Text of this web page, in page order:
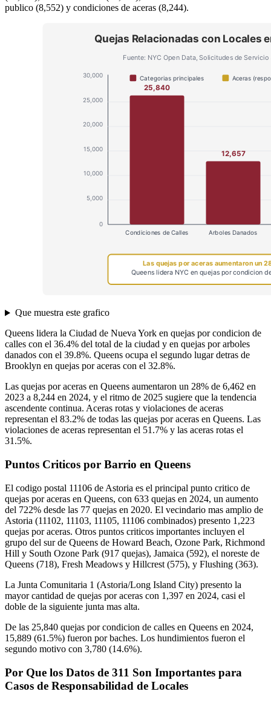
publico (8,552) y condiciones de aceras (8,244).
Que muestra este grafico
Queens lidera la Ciudad de Nueva York en quejas por condicion de
calles con el 36.4% del total de la ciudad y en quejas por arboles
danados con el 39.8%. Queens ocupa el segundo lugar detras de
Brooklyn en quejas por aceras con el 32.8%.
Las quejas por aceras en Queens aumentaron un 28% de 6,462 en
2023 a 8,244 en 2024, y el ritmo de 2025 sugiere que la tendencia
ascendente continua. Aceras rotas y violaciones de aceras
representan el 83.2% de todas las quejas por aceras en Queens. Las
violaciones de aceras representan el 51.7% y las aceras rotas el
31.5%.
Puntos Criticos por Barrio en Queens
El codigo postal 11106 de Astoria es el principal punto critico de
quejas por aceras en Queens, con 633 quejas en 2024, un aumento
del 722% desde las 77 quejas en 2020. El vecindario mas amplio de
Astoria (11102, 11103, 11105, 11106 combinados) presento 1,223
quejas por aceras. Otros puntos criticos importantes incluyen el
grupo del sur de Queens de Howard Beach, Ozone Park, Richmond
Hill y South Ozone Park (917 quejas), Jamaica (592), el noreste de
Queens (718), Fresh Meadows y Hillcrest (575), y Flushing (363).
La Junta Comunitaria 1 (Astoria/Long Island City) presento la
mayor cantidad de quejas por aceras con 1,397 en 2024, casi el
doble de la siguiente junta mas alta.
De las 25,840 quejas por condicion de calles en Queens en 2024,
15,889 (61.5%) fueron por baches. Los hundimientos fueron el
segundo motivo con 3,780 (14.6%).
Por Que los Datos de 311 Son Importantes para
Casos de Responsabilidad de Locales